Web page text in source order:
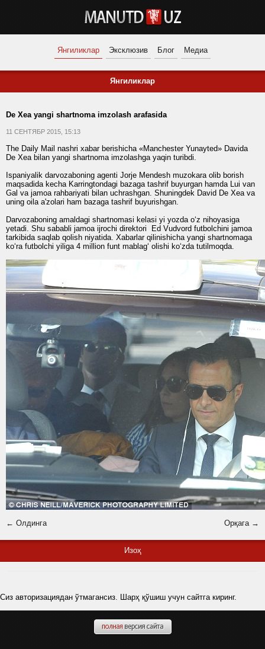
Янгиликлар Эксклюзив Блог Медиа
Янгиликлар
De Xea yangi shartnoma imzolash arafasida
11 СЕНТЯБР 2015, 15:13
The Daily Mail nashri xabar berishicha «Manchester Yunayted» Davida
De Xea bilan yangi shartnoma imzolashga yaqin turibdi.
Ispaniyalik darvozaboning agenti Jorje Mendesh muzokara olib borish
maqsadida kecha Karringtondagi bazaga tashrif buyurgan hamda Lui van
Gal va jamoa rahbariyati bilan uchrashgan. Shuningdek David De Xea va
uning oila a'zolari ham bazaga tashrif buyurishgan.
Darvozaboning amaldagi shartnomasi kelasi yi yozda o‘z nihoyasiga
yetadi. Shu sababli jamoa ijrochi direktori Ed Vudvord futbolchini jamoa
tarkibida saqlab qolish niyatida. Xabarlar qilinishicha yangi shartnomaga
ko‘ra futbolchi yiliga 4 million funt mablag‘ olishi ko‘zda tutilmoqda.
← Олдинга Орқага →
Изоҳ
Сиз авторизациядан ўтмагансиз. Шарҳ қўшиш учун сайтга киринг.